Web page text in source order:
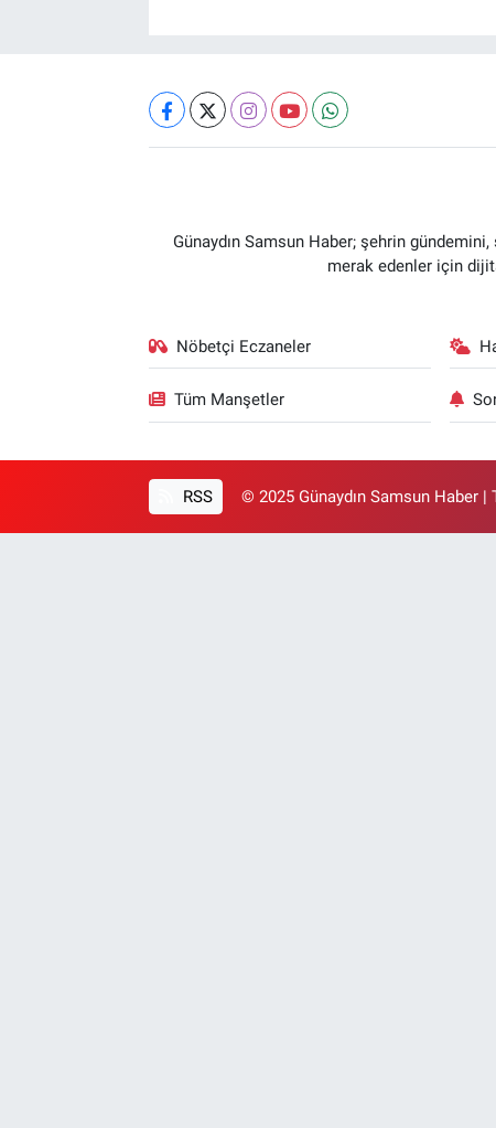
Günaydın Samsun Haber; şehrin
merak edenler için
Nöbetçi Eczaneler
Tüm Manşetler
RSS © 2025 Günaydın Samsun Haber |